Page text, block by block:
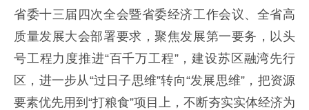
省委十三届四次全会暨省委经济工作会议、全省高
质量发展大会部署要求，聚焦发展第一要务，以头
号工程力度推进“百千万工程”，建设苏区融湾先行
区，进一步从“过日子思维”转向“发展思维”，把资源
要素优先用到“打粮食”项目上，不断夯实实体经济为